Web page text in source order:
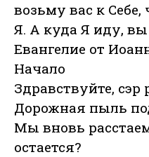
возьму вас к
Я. А куда Я иду, вы
Евангелие от
Начало
Здравствуйте, сэр
Дорожная пыль
Мы вновь
остается?